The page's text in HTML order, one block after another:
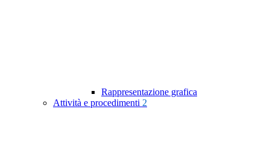
Rappresentazione grafica
Attività e procedimenti 2